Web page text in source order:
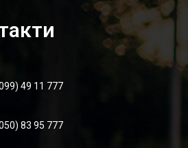
49 11 777
83 95 777